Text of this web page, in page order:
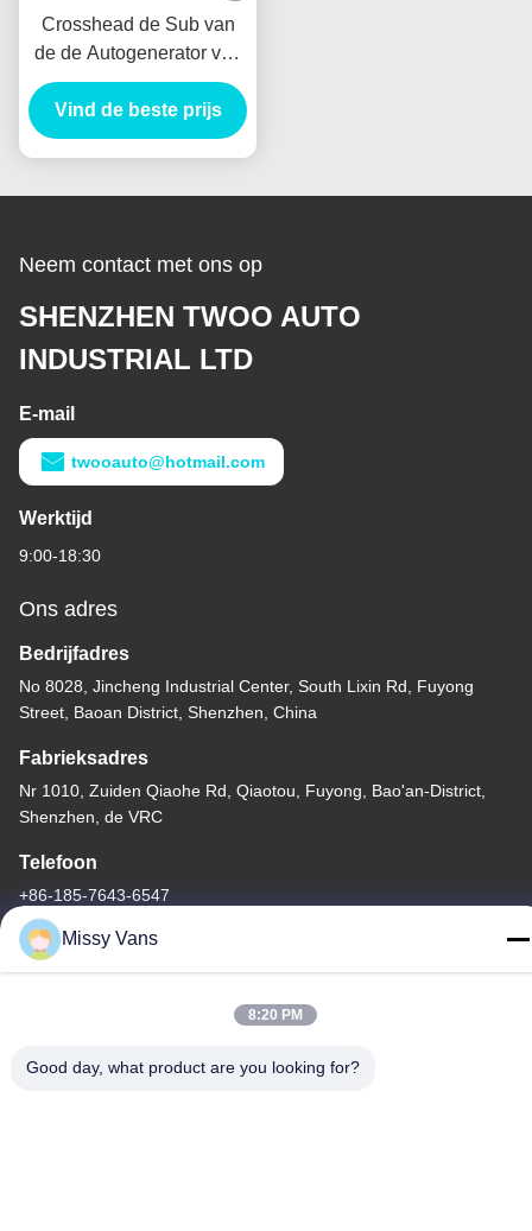
Crosshead de Sub van
de de Autogenerator van
Assy Alternator
VH137061080A Nieuw
Holland E385 E215 voor
Vind de beste prijs
Neem contact met ons op
SHENZHEN TWOO AUTO
INDUSTRIAL LTD
E-mail
twooauto@hotmail.com
Werktijd
9:00-18:30
Ons adres
Bedrijfadres
No 8028, Jincheng Industrial Center, South Lixin Rd, Fuyong
Street, Baoan District, Shenzhen, China
Fabrieksadres
Nr 1010, Zuiden Qiaohe Rd, Qiaotou, Fuyong, Bao'an-District,
Shenzhen, de VRC
Telefoon
+86-185-7643-6547
-2026 SHENZHEN TWOO AUTO INDUSTRIAL LTD Alle rechten
Missy Vans
8:20 PM
Good day, what product are you looking for?